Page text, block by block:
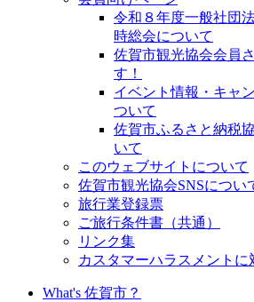
令和８年度一般社団
時総会について
佐賀市観光協会会員
す！
イベント情報・キャ
ついて
佐賀市ふるさと納税
いて
このウェブサイトについて
佐賀市観光協会SNSについ
旅行業登録票
ご旅行条件書（共通）
リンク集
カスタマーハラスメントに
What's 佐賀市？